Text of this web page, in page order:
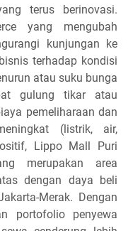
terus berinovasi.
yang mengubah
kunjungan ke
terhadap kondisi
atau suku bunga
gulung tikar atau
pemeliharaan dan
(listrik, air,
Lippo Mall Puri
merupakan area
dengan daya beli
Merak. Dengan
portofolio penyewa